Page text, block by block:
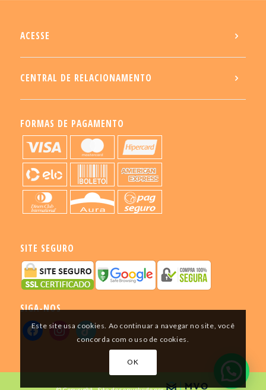
ACESSE
CENTRAL DE RELACIONAMENTO
FORMAS DE PAGAMENTO
SITE SEGURO
SIGA-NOS
Este site usa cookies. Ao continuar a navegar no site, você
concorda com o uso de cookies.
OK